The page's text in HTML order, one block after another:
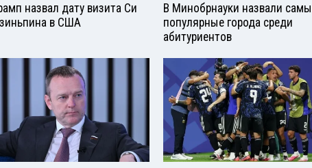
назвал дату визита Си
в США
В Минобрнауки назвали
популярные города среди
абитуриентов